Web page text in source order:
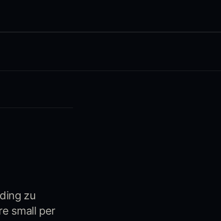
zu
small per